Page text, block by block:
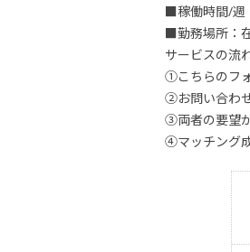
■稼働時間/週
■勤務場所：
サービスの流
①こちらのフ
②お問い合わ
③両者の要望
④マッチング